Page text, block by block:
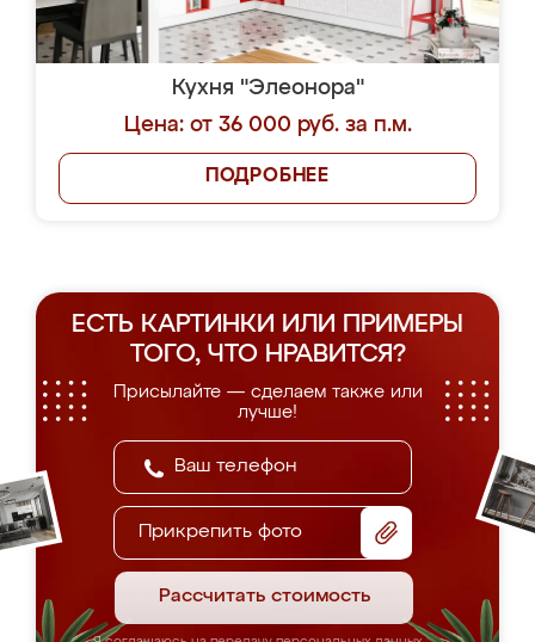
Кухня "Элеонора"
Цена: от 36 000 руб. за п.м.
ПОДРОБНЕЕ
ЕСТЬ КАРТИНКИ ИЛИ ПРИМЕРЫ
ТОГО, ЧТО НРАВИТСЯ?
Присылайте — сделаем также или
лучше!
Прикрепить фото
Рассчитать стоимость